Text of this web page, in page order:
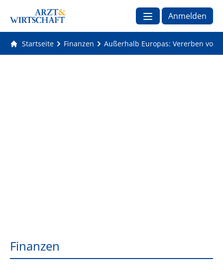
Anmelden
Startseite Finanzen Außerhalb Europas: Vererben von
Finanzen